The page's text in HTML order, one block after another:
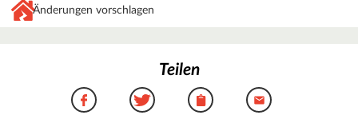
Änderungen vorschlagen
Teilen